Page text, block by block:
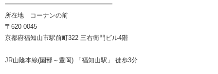
━━━━━━━━━━━━━━━━━
所在地 コーナンの前
〒620-0045
京都府福知山市駅前町322 三右衛門ビル4階
JR山陰本線(園部～豊岡) 「福知山駅」 徒歩3分